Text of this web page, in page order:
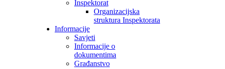
Inspektorat
Organizacijska
struktura Inspektorata
Informacije
Savjeti
Informacije o
dokumentima
Građanstvo